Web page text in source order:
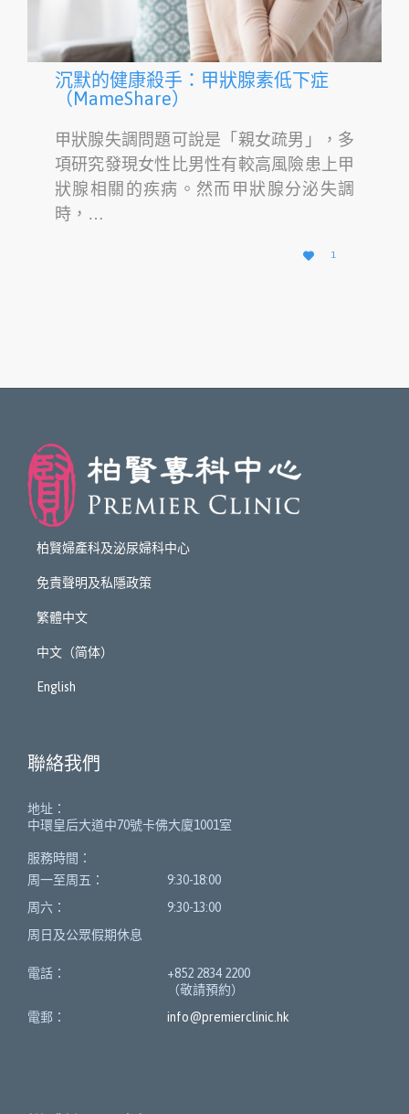
沉默的健康殺手：甲狀腺素低下症
（MameShare）
甲狀腺失調問題可說是「親女疏男」，多
項研究發現女性比男性有較高風險患上甲
狀腺相關的疾病。然而甲狀腺分泌失調
時，…

愛1
柏賢婦產科及泌尿婦科中心
免責聲明及私隱政策
繁體中文
中文（简体）
English
聯絡我們
地址：
中環皇后大道中70號卡佛大廈1001室
服務時間：
周一至周五：
9:30-18:00
周六：
9:30-13:00
周日及公眾假期休息
電話：
+852 2834 2200
（敬請預約）
電郵：
info@premierclinic.hk